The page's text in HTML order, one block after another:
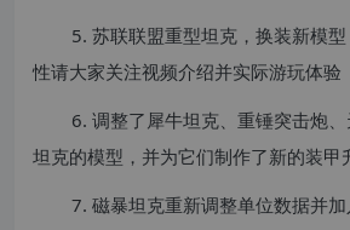
5. 苏联联盟重型坦克，换装新模
性请大家关注视频介绍并实际游玩体验
6. 调整了犀牛坦克、重锤突击炮
坦克的模型，并为它们制作了新的装甲
7. 磁暴坦克重新调整单位数据并